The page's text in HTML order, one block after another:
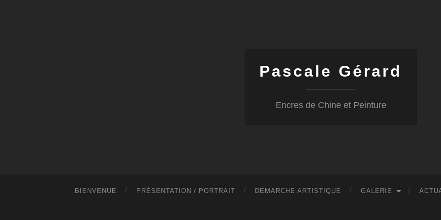
Pascale Gérard
Encres de Chine et Peinture
BIENVENUE PRÉSENTATION / PORTRAIT DÉMARCHE ARTISTIQUE GALERIE